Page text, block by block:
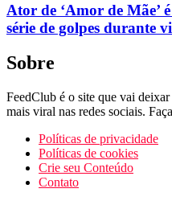
Ator de ‘Amor de Mãe’
série de golpes durante
Sobre
FeedClub é o site que vai
mais viral nas redes sociais.
Políticas de privacidade
Políticas de cookies
Crie seu Conteúdo
Contato